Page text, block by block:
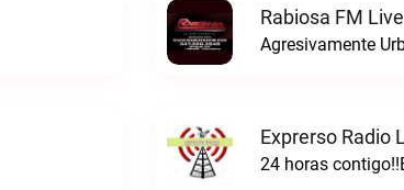
Rabiosa FM Live
Agresivamente
Exprerso Radio
24 horas